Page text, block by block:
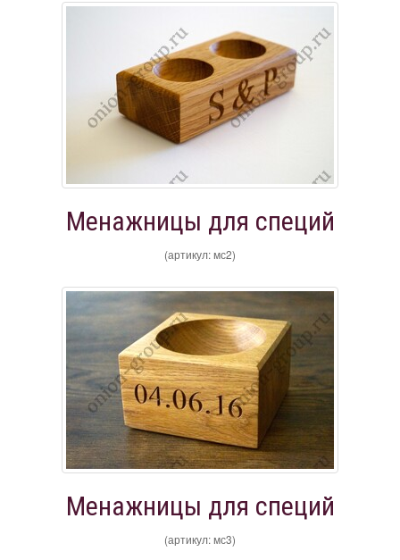
Менажницы для специй
(артикул: мс2)
Менажницы для специй
(артикул: мс3)